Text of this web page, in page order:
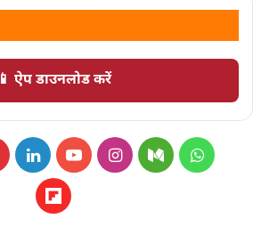
📱 ऐप डाउनलोड करें